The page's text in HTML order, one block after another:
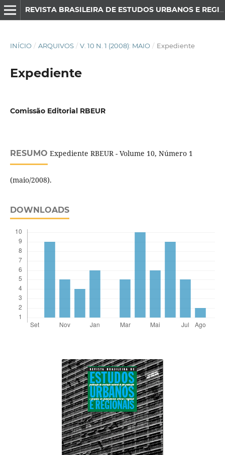
INÍCIO / ARQUIVOS / V. 10 N. 1 (2008): MAIO / Expediente
Expediente
Comissão Editorial RBEUR
RESUMO Expediente RBEUR - Volume 10, Número 1
(maio/2008).
DOWNLOADS